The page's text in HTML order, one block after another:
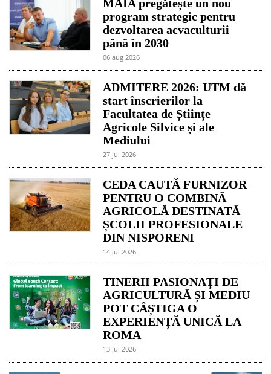
MAIA pregătește un nou
program strategic pentru
dezvoltarea acvaculturii
până în 2030
06 aug 2026
ADMITERE 2026: UTM dă
start înscrierilor la
Facultatea de Științe
Agricole Silvice și ale
Mediului
27 jul 2026
CEDA CAUTĂ FURNIZOR
PENTRU O COMBINĂ
AGRICOLĂ DESTINATĂ
ȘCOLII PROFESIONALE
DIN NISPORENI
14 jul 2026
TINERII PASIONAȚI DE
AGRICULTURĂ ȘI MEDIU
POT CÂȘTIGA O
EXPERIENȚĂ UNICĂ LA
ROMA
13 jul 2026